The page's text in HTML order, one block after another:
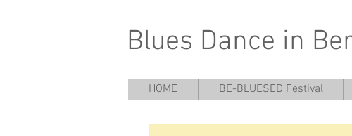
Blues Dance in
HOME BE-BLUESED Festival